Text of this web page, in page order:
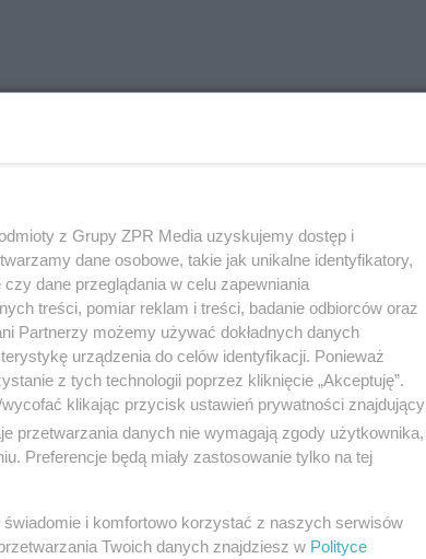
2
z Grupy ZPR Media uzyskujemy dostęp i
dane osobowe, takie jak unikalne identyfikatory,
dane przeglądania w celu zapewniania
treści, pomiar reklam i treści, badanie odbiorców oraz
Partnerzy możemy używać dokładnych danych
urządzenia do celów identyfikacji. Ponieważ
z tych technologii poprzez kliknięcie „Akceptuję”.
klikając przycisk ustawień prywatności znajdujący
przetwarzania danych nie wymagają zgody użytkownika,
Preferencje będą miały zastosowanie tylko na tej
i komfortowo korzystać z naszych serwisów
Twoich danych znajdziesz w Polityce